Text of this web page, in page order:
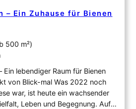
– Ein Zuhause für Bienen
500 m²)
Ein lebendiger Raum für Bienen
von Blick-mal Was 2022 noch
war, ist heute ein wachsender
Leben und Begegnung. Auf